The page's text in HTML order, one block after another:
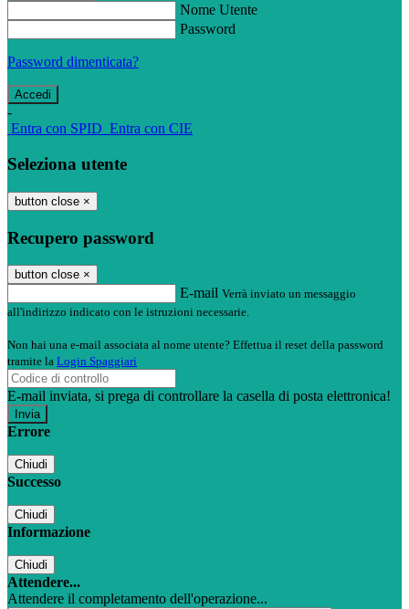
Nome Utente
Password
Password dimenticata?
-
Entra con SPID Entra con CIE
Seleziona utente
button close ×
Recupero password
button close ×
E-mail Verrà inviato un messaggio
all'indirizzo indicato con le istruzioni necessarie.
Non hai una e-mail associata al nome utente? Effettua il reset della password
tramite la Login Spaggiari
E-mail inviata, si prega di controllare la casella di posta elettronica!
Errore
Chiudi
Successo
Chiudi
Informazione
Chiudi
Attendere...
Attendere il completamento dell'operazione...